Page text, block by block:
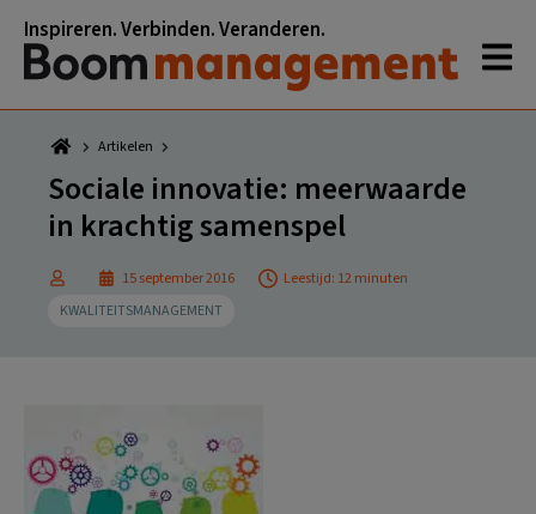
naar
hoofdnavigatie
naar
hoofd
inhoud
naar
eerste
sidebar
naar
voettekst
Inspireren. Verbinden. Veranderen.
Artikelen
Sociale innovatie: meerwaarde
in krachtig samenspel
15 september 2016
Leestijd: 12 minuten
KWALITEITSMANAGEMENT